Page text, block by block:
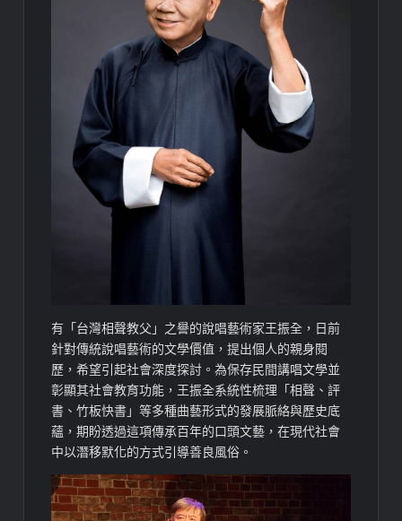
有「台灣相聲教父」之譽的說唱藝術家王振全，日前
針對傳統說唱藝術的文學價值，提出個人的親身閱
歷，希望引起社會深度探討。為保存民間講唱文學並
彰顯其社會教育功能，王振全系統性梳理「相聲、評
書、竹板快書」等多種曲藝形式的發展脈絡與歷史底
蘊，期盼透過這項傳承百年的口頭文藝，在現代社會
中以潛移默化的方式引導善良風俗。